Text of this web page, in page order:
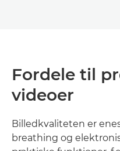
Fordele til
videoer
Billedkvaliteten er
breathing og